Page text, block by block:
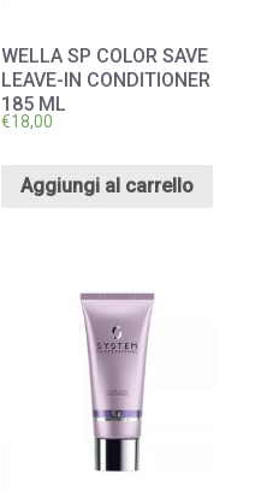
WELLA SP COLOR SAVE
LEAVE-IN CONDITIONER
185 ML
€18,00
Aggiungi al carrello